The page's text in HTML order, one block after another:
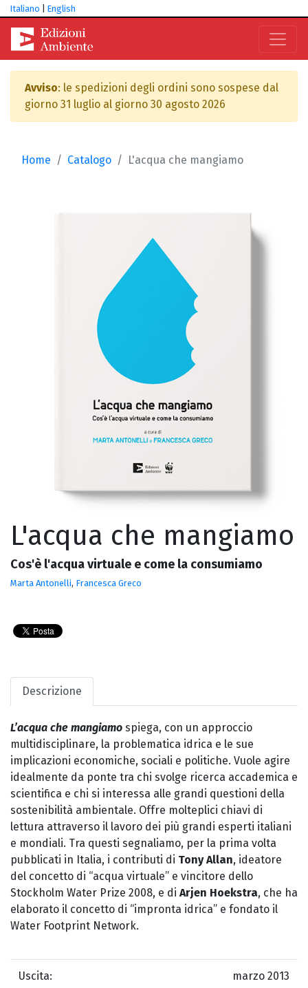
Italiano English
Avviso: le spedizioni degli ordini sono sospese dal
giorno 31 luglio al giorno 30 agosto 2026
Home Catalogo L'acqua che mangiamo
L'acqua che mangiamo
Cos'è l'acqua virtuale e come la consumiamo
Marta Antonelli, Francesca Greco
Descrizione
L’acqua che mangiamo spiega, con un approccio
multidisciplinare, la problematica idrica e le sue
implicazioni economiche, sociali e politiche. Vuole agire
idealmente da ponte tra chi svolge ricerca accademica e
scientifica e chi si interessa alle grandi questioni della
sostenibilità ambientale. Offre molteplici chiavi di
lettura attraverso il lavoro dei più grandi esperti italiani
e mondiali. Tra questi segnaliamo, per la prima volta
pubblicati in Italia, i contributi di Tony Allan, ideatore
del concetto di “acqua virtuale” e vincitore dello
Stockholm Water Prize 2008, e di Arjen Hoekstra, che ha
elaborato il concetto di “impronta idrica” e fondato il
Water Footprint Network.
Uscita: marzo 2013